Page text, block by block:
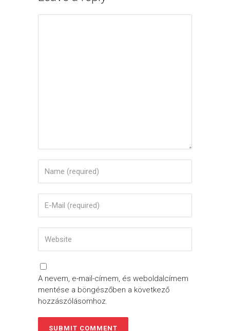
A nevem, e-mail-címem, és weboldalcímem
mentése a böngészőben a következő
hozzászólásomhoz.